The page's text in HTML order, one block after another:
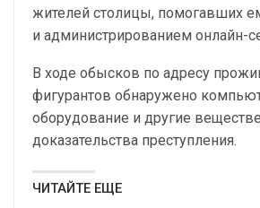
жителей столицы, помогавших
и администрированием онлайн-
В ходе обысков по адресу
фигурантов обнаружено
оборудование и другие
доказательства преступления.
ЧИТАЙТЕ ЕЩЕ